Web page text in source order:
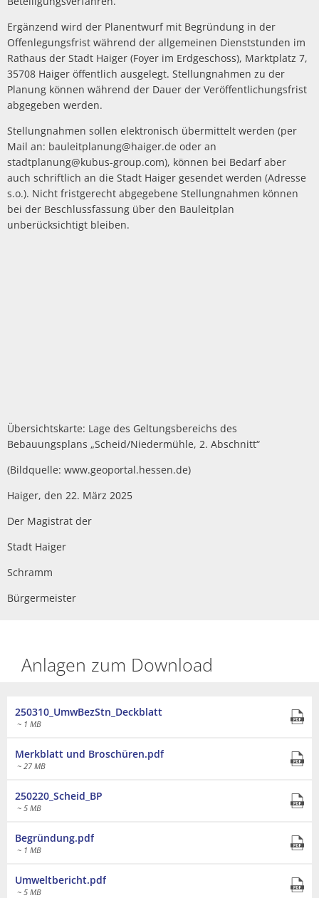
Ergänzend wird der Planentwurf mit Begründung in der
Offenlegungsfrist während der allgemeinen Dienststunden im
Rathaus der Stadt Haiger (Foyer im Erdgeschoss), Marktplatz 7,
35708 Haiger öffentlich ausgelegt. Stellungnahmen zu der
Planung können während der Dauer der Veröffentlichungsfrist
abgegeben werden.
Stellungnahmen sollen elektronisch übermittelt werden (per
Mail an: bauleitplanung@haiger.de oder an
stadtplanung@kubus-group.com), können bei Bedarf aber
auch schriftlich an die Stadt Haiger gesendet werden (Adresse
s.o.). Nicht fristgerecht abgegebene Stellungnahmen können
bei der Beschlussfassung über den Bauleitplan
unberücksichtigt bleiben.
Übersichtskarte: Lage des Geltungsbereichs des
Bebauungsplans „Scheid/Niedermühle, 2. Abschnitt“
(Bildquelle: www.geoportal.hessen.de)
Haiger, den 22. März 2025
Der Magistrat der
Stadt Haiger
Schramm
Bürgermeister
Anlagen zum Download
250310_UmwBezStn_Deckblatt
~ 1 MB
Merkblatt und Broschüren.pdf
~ 27 MB
250220_Scheid_BP
~ 5 MB
Begründung.pdf
~ 1 MB
Umweltbericht.pdf
~ 5 MB